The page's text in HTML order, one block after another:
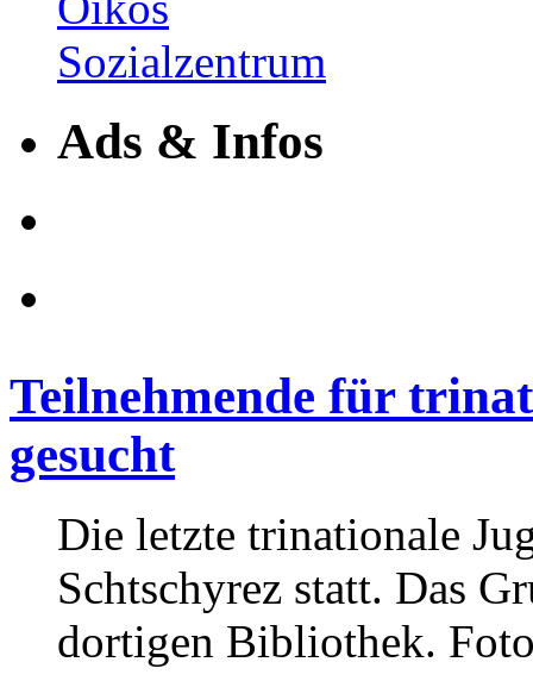
Ads & Infos
Teilnehmende für
gesucht
Die letzte trinationale
Schtschyrez statt. Das
dortigen Bibliothek.